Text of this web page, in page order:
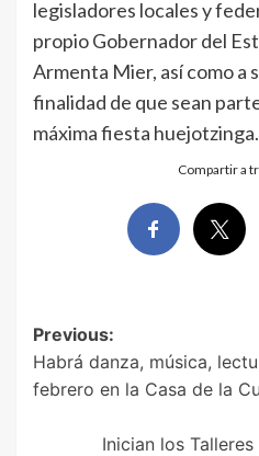
legisladores locales y
propio Gobernador del
Armenta Mier, así como a
finalidad de que sean
máxima fiesta huejotzinga.
Compartir a
Post
navigation
Previous:
Habrá danza, música,
febrero en la Casa de la
Inician los